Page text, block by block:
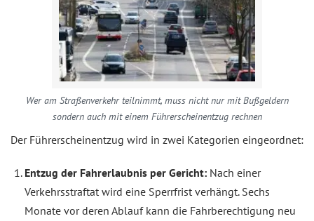
Wer am Straßenverkehr teilnimmt, muss nicht nur mit Bußgeldern
sondern auch mit einem Führerscheinentzug rechnen
Der Führerscheinentzug wird in zwei Kategorien eingeordnet:
Entzug der Fahrerlaubnis per Gericht: Nach einer
Verkehrsstraftat wird eine Sperrfrist verhängt. Sechs
Monate vor deren Ablauf kann die Fahrberechtigung neu